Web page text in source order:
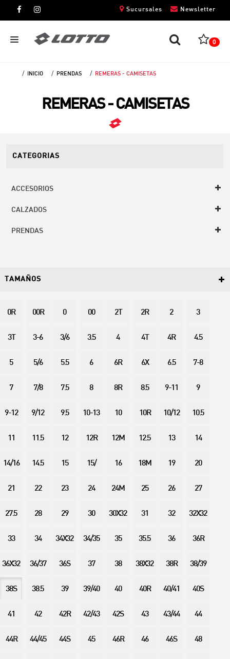
Newsletter
Sucursales
0
INICIO PRENDAS REMERAS - CAMISETAS
REMERAS - CAMISETAS
CATEGORIAS
ACCESORIOS
CALZADOS
PRENDAS
TAMAÑOS
0R 00R 0 00 2T 2R 2 3
3T 3-6 3/6 3.5 4 4T 4R 4.5
5 5/6 5.5 6 6R 6X 6.5 7-8
7 7/8 7.5 8 8R 8.5 9-11 9
9-12 9/12 9.5 10-13 10 10R 10/12 10.5
11 11.5 12 12R 12M 12.5 13 14
14/16 14.5 15 15/ 16 18M 19 20
21 22 23 24 24M 25 26 27
27.5 28 29 30 30X32 31 32 32X32
33 34 34X32 34/35 35 35.5 36 36R
36X32 36/37 36S 37 38 38X32 38R 38/39
38S 38.5 39 39/40 40 40R 40/41 40S
41 42 42R 42/43 42S 43 43/44 44
44R 44/45 44S 45 46R 46 46S 48